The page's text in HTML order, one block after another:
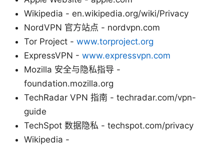
Wikipedia - en.wikipedia.org/wiki/Privacy
NordVPN 官方站点 - nordvpn.com
Tor Project - www.torproject.org
ExpressVPN - www.expressvpn.com
Mozilla 安全与隐私指导 -
foundation.mozilla.org
TechRadar VPN 指南 - techradar.com/vpn-
guide
TechSpot 数据隐私 - techspot.com/privacy
Wikipedia -